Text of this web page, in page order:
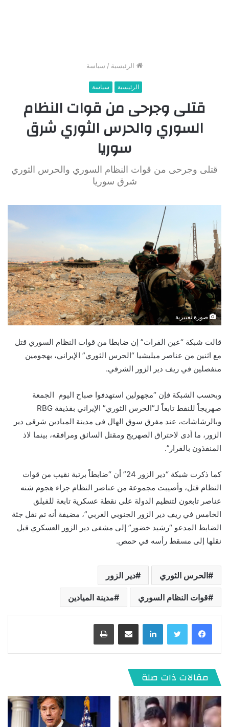
الرئيسية / سياسة
الرئيسية سياسة
قتلى وجرحى من قوات النظام
السوري والحرس الثوري شرق
سوريا
قتلى وجرحى من قوات النظام السوري والحرس الثوري
شرق سوريا
صورة تعبيرية
قالت شبكة “عين الفرات” إن ضابطا من قوات النظام السوري قتل
مع اثنين من عناصر ميليشيا “الحرس الثوري” الإيراني، بهجومين
منفصلين في ريف دير الزور الشرقي.
وبحسب الشبكة فإن “مجهولين استهدفوا صباح اليوم الجمعة
صهريجاً للنفط تابعاً لـ”الحرس الثوري” الإيراني بقذيفة RBG
وبالرشاشات، عند مفرق سوق الهال في مدينة الميادين شرقي دير
الزور، ما أدى لاحتراق الصهريج ومقتل السائق ومرافقه، بينما لاذ
المنفذون بالفرار”.
كما ذكرت شبكة “دير الزور 24” أن “ضابطاً برتبة نقيب من قوات
النظام قتل، وأصيبت مجموعة من عناصر النظام جراء هجوم شنه
عناصر تابعون لتنظيم الدولة على نقطة عسكرية تابعة للفيلق
الخامس في ريف دير الزور الجنوبي الغربي”، مضيفة أنه تم نقل جثة
الضابط المدعو “رشيد خضور” إلى مشفى دير الزور العسكري قبل
نقلها إلى مسقط رأسه في حمص.
الحرس الثوري دير الزور
قوات النظام السوري مدينة الميادين
لينكدإن
مقالات ذات صلة